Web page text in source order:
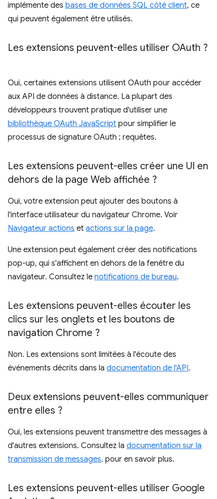
implémente des bases de données SQL côté client, ce
qui peuvent également être utilisés.
Les extensions peuvent-elles utiliser OAuth ?
Oui, certaines extensions utilisent OAuth pour accéder
aux API de données à distance. La plupart des
développeurs trouvent pratique d'utiliser une
bibliothèque OAuth JavaScript pour simplifier le
processus de signature OAuth ; requêtes.
Les extensions peuvent-elles créer une UI en
dehors de la page Web affichée ?
Oui, votre extension peut ajouter des boutons à
l'interface utilisateur du navigateur Chrome. Voir
Navigateur actions et actions sur la page.
Une extension peut également créer des notifications
pop-up, qui s'affichent en dehors de la fenêtre du
navigateur. Consultez le notifications de bureau.
Les extensions peuvent-elles écouter les
clics sur les onglets et les boutons de
navigation Chrome ?
Non. Les extensions sont limitées à l'écoute des
événements décrits dans la documentation de l'API.
Deux extensions peuvent-elles communiquer
entre elles ?
Oui, les extensions peuvent transmettre des messages à
d'autres extensions. Consultez la documentation sur la
transmission de messages. pour en savoir plus.
Les extensions peuvent-elles utiliser Google